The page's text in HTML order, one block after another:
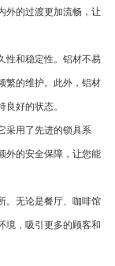
外的过渡更加流畅，让
性和稳定性。铝材不易
繁的维护。此外，铝材
好的状态。
采用了先进的锁具系
外的安全保障，让您能
。无论是餐厅、咖啡馆
境，吸引更多的顾客和